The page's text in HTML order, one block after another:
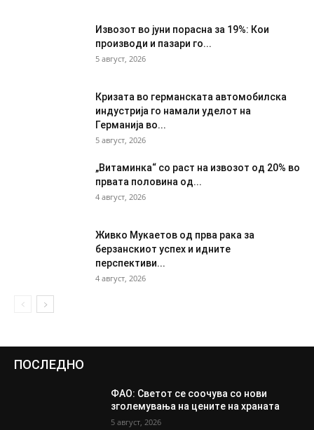
Извозот во јуни порасна за 19%: Кои
производи и пазари го...
5 август, 2026
Кризата во германската автомобилска
индустрија го намали уделот на
Германија во...
5 август, 2026
„Витаминка“ со раст на извозот од 20% во
првата половина од...
4 август, 2026
Живко Мукаетов од прва рака за
берзанскиот успех и идните
перспективи...
4 август, 2026
ПОСЛЕДНО
ФАО: Светот се соочува со нови
зголемувања на цените на храната
5 август, 2026